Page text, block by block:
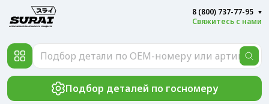
8 (800) 737-77-95
Свяжитесь с нами
Подбор деталей по госномеру